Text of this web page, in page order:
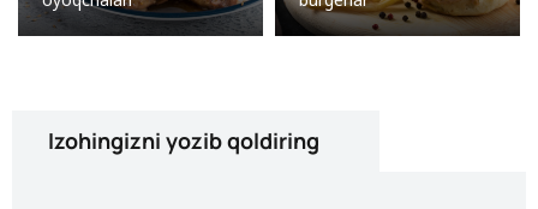
Izohingizni yozib qoldiring